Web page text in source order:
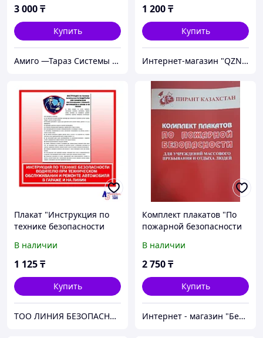
3 000₸
Купить
Амиго —Тараз Системы безопасности и телекоммуникации и автоматики
1 200₸
Купить
Интернет-магазин "QZNAK"
Плакат "Инструкция по
технике безопасности
техническом
обслуживании и ремонте
В наличии
1 125₸
Купить
ТОО ЛИНИЯ БЕЗОПАСНОСТИ 101
Комплект плакатов "По
пожарной безопасности
массового пребывания и
отдыха людей" 11 листов
В наличии
2 750₸
Купить
Интернет - магазин "Безопасный Дом"